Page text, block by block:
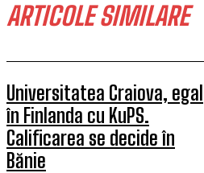
ARTICOLE SIMILARE
Universitatea Craiova, egal
în Finlanda cu KuPS.
Calificarea se decide în
Bănie